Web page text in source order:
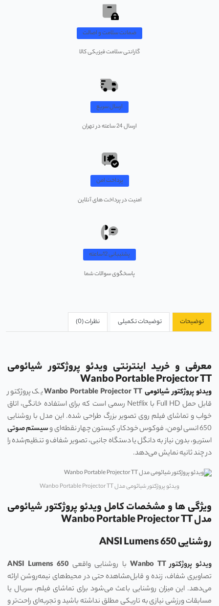
ضمانت سلامت و اصالت
گارانتی سلامت فیزیکی کالا
ارسال سریع
ارسال 24 ساعته در تهران
پرداخت امن
امنیت در پرداخت های آنلاین
پشتیبانی 12ساعته
پاسخگوی سوالات شما
توضیحات توضیحات تکمیلی نظرات (0)
معرفی و خرید اینترنتی ویدئو پروژکتور شیائومی
Wanbo Portable Projector TT
ویدئو پروژکتور شیائومی Wanbo Portable Projector TTیک پروژکتور
قابل حمل Full HD با Netflix رسمی است که برای استفاده خانگی، اتاق
خواب و تماشای فیلم روی تصویر بزرگ طراحی شده. این مدل با روشنایی
650 انسی لومن، فوکوس خودکار، کیستون چهار نقطه‌ای و
سیستم صوتی
استریو، بدون نیاز به دانگل یا دستگاه جانبی، تصویر شفاف و تنظیم‌شده را
در چند ثانیه نمایش می‌دهد.
ویدئو پروژکتور شیائومی مدل Wanbo Portable Projector TT
ویژگی ها و مشخصات کامل ویدئو پروژکتور شیائومی
مدل Wanbo Portable Projector TT
روشنایی 650 ANSI Lumens
ویدئو پروژکتور Wanbo TT با روشنایی واقعی 650
ANSI Lumens
تصاویری شفاف، زنده و قابل‌مشاهده حتی در محیط‌های نیمه‌روشن ارائه
می‌دهد. این میزان روشنایی باعث می‌شود برای تماشای فیلم، سریال یا
مسابقات ورزشی نیازی به تاریکی مطلق نداشته باشید و تجربه‌ای راحت‌تر و